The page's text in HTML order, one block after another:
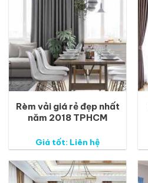
Rèm vải giá rẻ đẹp nhất
năm 2018 TPHCM
Giá tốt: Liên hệ